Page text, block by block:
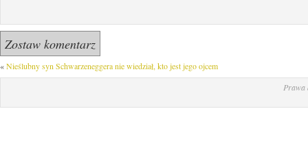
«Nieślubny syn Schwarzeneggera nie wiedział, kto jest jego ojcem